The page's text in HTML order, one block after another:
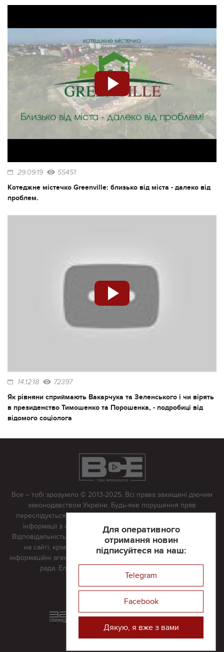
29.09.19 55451
Котеджне містечко Greenville: близько від міста - далеко від
проблем.
14.12.18 72397
Як рівняни сприймають Вакарчука та Зеленського і чи вірять
в президенство Тимошенко та Порошенка, - подробиці від
відомого соціолога
Для оперативного
отримання новин
підписуйтеся на наш:
Telegram
Facebook
Дякую, я вже з вами
Все – тобі зрозуміло © 2013-2025. Всі права захищені діючим
законодавством України. Будь-яке порушення прав
переслідується в судовому порядку. Будь-яке відтворення
інформації з сайту тільки з письмово дозволу редакції.
Відповідальність за достовірність усіх матеріалів, розміщених
на сайті, крім матеріалів, які містять посилання на інші
інформаційні агентства або інтернет-видання, несе редакційна
рада. Електронна пошта:
Реклама на сайті
Розроблений та підтримується